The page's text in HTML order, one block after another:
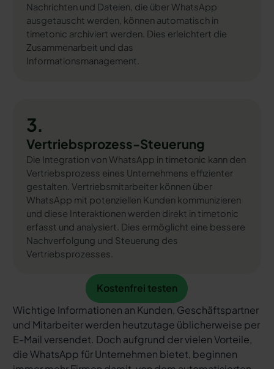
Nachrichten und Dateien, die über WhatsApp
ausgetauscht werden, können automatisch in
timetonic archiviert werden. Dies erleichtert die
Zusammenarbeit und das
Informationsmanagement.
3.
Vertriebsprozess-Steuerung
Die Integration von WhatsApp in timetonic kann den
Vertriebsprozess eines Unternehmens effizienter
gestalten. Vertriebsmitarbeiter können über
WhatsApp mit potenziellen Kunden kommunizieren
und diese Interaktionen werden direkt in timetonic
erfasst und analysiert. Dies ermöglicht eine bessere
Nachverfolgung und Steuerung des
Vertriebsprozesses.
Kostenfrei testen
Kostenfrei testen
Wichtige Informationen an Kunden, Geschäftspartner
und Mitarbeiter werden heutzutage üblicherweise per
E-Mail versendet. Doch aufgrund der vielen Vorteile,
die WhatsApp für Unternehmen bietet, beginnen